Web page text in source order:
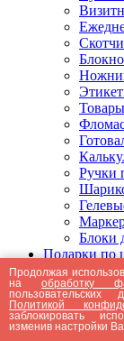
Скотчи
Ручки
Блоки
Подарки по
Продолжая
наобработку
Политикой
заблокировать
изменив настройки